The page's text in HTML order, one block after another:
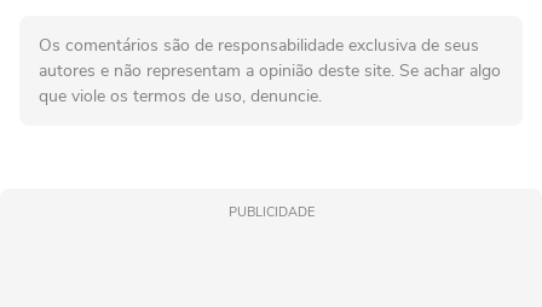
Os comentários são de responsabilidade exclusiva de seus
autores e não representam a opinião deste site. Se achar algo
que viole os termos de uso, denuncie.
PUBLICIDADE